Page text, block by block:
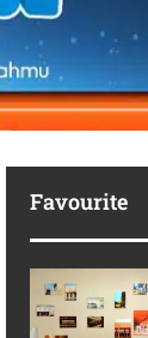
Favourite